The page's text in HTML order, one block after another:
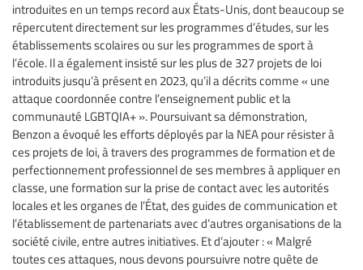
introduites en un temps record aux États-Unis, dont beaucoup se
répercutent directement sur les programmes d’études, sur les
établissements scolaires ou sur les programmes de sport à
l’école. Il a également insisté sur les plus de 327 projets de loi
introduits jusqu’à présent en 2023, qu’il a décrits comme « une
attaque coordonnée contre l’enseignement public et la
communauté LGBTQIA+ ». Poursuivant sa démonstration,
Benzon a évoqué les efforts déployés par la NEA pour résister à
ces projets de loi, à travers des programmes de formation et de
perfectionnement professionnel de ses membres à appliquer en
classe, une formation sur la prise de contact avec les autorités
locales et les organes de l’État, des guides de communication et
l’établissement de partenariats avec d’autres organisations de la
société civile, entre autres initiatives. Et d’ajouter : « Malgré
toutes ces attaques, nous devons poursuivre notre quête de